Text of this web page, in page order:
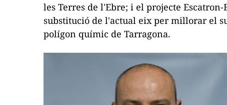
les Terres de l'Ebre; i el projecte Escatron-
substitució de l'actual eix per millorar el
polígon químic de Tarragona.